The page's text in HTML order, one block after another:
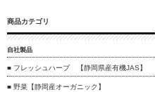
商品カテゴリ
自社製品
■ フレッシュハーブ 【静岡県産有機JAS】
■ 野菜【静岡産オーガニック】